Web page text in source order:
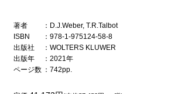
著者
：D.J.Weber, T.R.Talbot
ISBN
：978-1-975124-58-8
出版社
：WOLTERS KLUWER
出版年
：2021年
ページ数 ：742pp.